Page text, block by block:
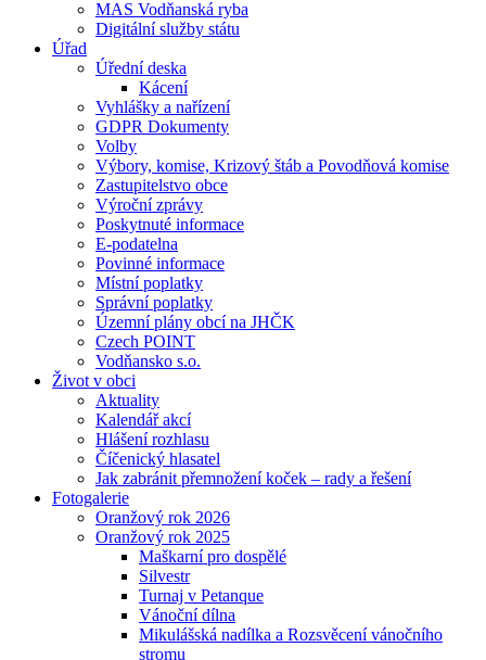
MAS Vodňanská ryba
Digitální služby státu
Úřad
Úřední deska
Kácení
Vyhlášky a nařízení
GDPR Dokumenty
Volby
Výbory, komise, Krizový štáb a Povodňová komise
Zastupitelstvo obce
Výroční zprávy
Poskytnuté informace
E-podatelna
Povinné informace
Místní poplatky
Správní poplatky
Územní plány obcí na JHČK
Czech POINT
Vodňansko s.o.
Život v obci
Aktuality
Kalendář akcí
Hlášení rozhlasu
Číčenický hlasatel
Jak zabránit přemnožení koček – rady a řešení
Fotogalerie
Oranžový rok 2026
Oranžový rok 2025
Maškarní pro dospělé
Silvestr
Turnaj v Petanque
Vánoční dílna
Mikulášská nadílka a Rozsvěcení vánočního
stromu